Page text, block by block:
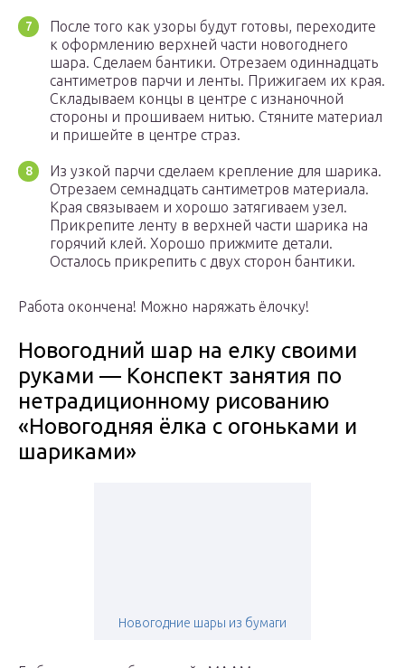
После того как узоры будут готовы, переходите
к оформлению верхней части новогоднего
шара. Сделаем бантики. Отрезаем одиннадцать
сантиметров парчи и ленты. Прижигаем их края.
Складываем концы в центре с изнаночной
стороны и прошиваем нитью. Стяните материал
и пришейте в центре страз.
Из узкой парчи сделаем крепление для шарика.
Отрезаем семнадцать сантиметров материала.
Края связываем и хорошо затягиваем узел.
Прикрепите ленту в верхней части шарика на
горячий клей. Хорошо прижмите детали.
Осталось прикрепить с двух сторон бантики.
Работа окончена! Можно наряжать ёлочку!
Новогодний шар на елку своими
руками — Конспект занятия по
нетрадиционному рисованию
«Новогодняя ёлка с огоньками и
шариками»
Новогодние шары из бумаги